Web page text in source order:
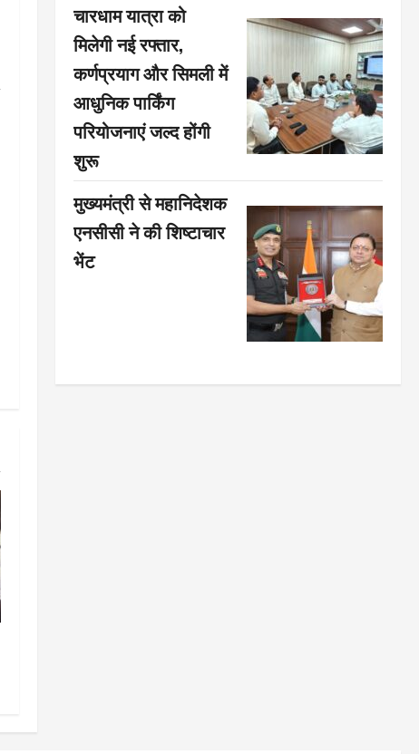
चारधाम यात्रा को
मिलेगी नई रफ्तार,
कर्णप्रयाग और सिमली में
आधुनिक पार्किंग
परियोजनाएं जल्द होंगी
शुरू
मुख्यमंत्री से महानिदेशक
एनसीसी ने की शिष्टाचार
भेंट